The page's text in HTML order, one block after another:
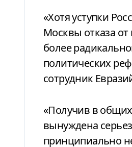
«Хотя уступки
Москвы отказа
более
политических
сотрудник
«Получив в общих
вынуждена
принципиально